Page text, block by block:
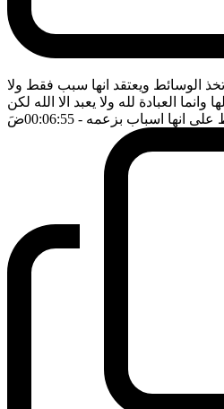
الوسائط ويعتقد انها سبب فقط ولا
وانما العبادة لله ولا يعبد الا الله لكن
على انها اسباب بزعمه - 00:06:55 ضَ